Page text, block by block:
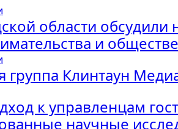
области
и
группа Клинтаун
к управленцам
научные